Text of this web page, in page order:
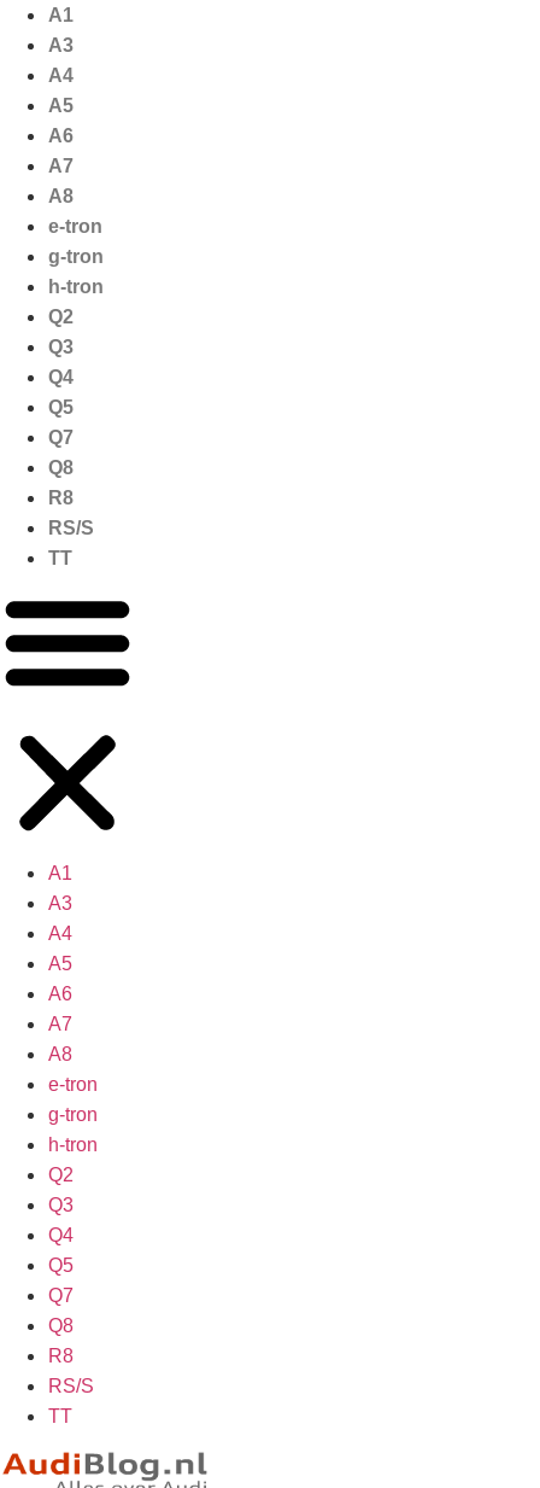
naar
inhoud
A1
A3
A4
A5
A6
A7
A8
e-tron
g-tron
h-tron
Q2
Q3
Q4
Q5
Q7
Q8
R8
RS/S
TT
A1
A3
A4
A5
A6
A7
A8
e-tron
g-tron
h-tron
Q2
Q3
Q4
Q5
Q7
Q8
R8
RS/S
TT